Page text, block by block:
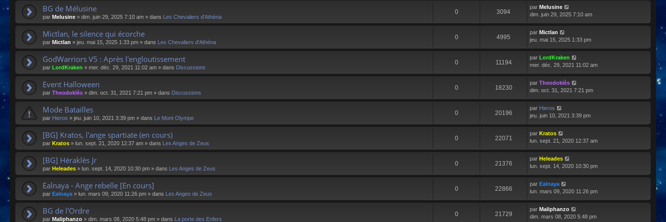
BG de Mélusine
par Melusine » dim. juin 29, 2025 7:10 am » dans Les Chevaliers d'Athéna
0 3094
par Melusine
dim. juin 29, 2025 7:10 am
Mictlan, le silence qui écorche
par Mictlan » jeu. mai 15, 2025 1:33 pm » dans Les Chevaliers d'Athéna
0 4995
par Mictlan
jeu. mai 15, 2025 1:33 pm
GodWarriors V5 : Après l'engloutissement
par LordKraken » mer. déc. 29, 2021 11:02 am » dans Discussions
0 11194
par LordKraken
mer. déc. 29, 2021 11:02 am
Event Halloween
par Theodoklès » dim. oct. 31, 2021 7:21 pm » dans Discussions
0 18230
par Theodoklès
dim. oct. 31, 2021 7:21 pm
Mode Batailles
par Hieros » jeu. juin 10, 2021 3:39 pm » dans Le Mont Olympe
0 20196
par Hieros
jeu. juin 10, 2021 3:39 pm
[BG] Kratos, l'ange spartiate (en cours)
par Kratos » lun. sept. 21, 2020 12:37 am » dans Les Anges de Zeus
0 22071
par Kratos
lun. sept. 21, 2020 12:37 am
[BG] Héraklès Jr
par Heleades » lun. sept. 14, 2020 10:30 pm » dans Les Anges de Zeus
0 21376
par Heleades
lun. sept. 14, 2020 10:30 pm
Ealnaya - Ange rebelle [En cours]
par Ealnaya» lun. mars 09, 2020 11:26 pm » dans Les Anges de Zeus
0 22866
par Ealnaya
lun. mars 09, 2020 11:26 pm
BG de l'Ordre
par Maliphanzo » dim. mars 08, 2020 5:48 pm » dans La porte des Enfers
0 21729
par Maliphanzo
dim. mars 08, 2020 5:48 pm